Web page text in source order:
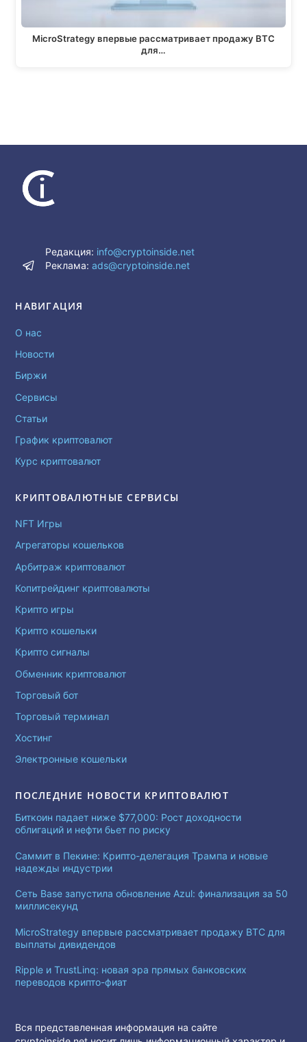
MicroStrategy впервые рассматривает продажу BTC
для…
Редакция: info@cryptoinside.net
Реклама:ads@cryptoinside.net
НАВИГАЦИЯ
О нас
Новости
Биржи
Сервисы
Статьи
График криптовалют
Курс криптовалют
КРИПТОВАЛЮТНЫЕ СЕРВИСЫ
NFT Игры
Агрегаторы кошельков
Арбитраж криптовалют
Копитрейдинг криптовалюты
Крипто игры
Крипто кошельки
Крипто сигналы
Обменник криптовалют
Торговый бот
Торговый терминал
Хостинг
Электронные кошельки
ПОСЛЕДНИЕ НОВОСТИ КРИПТОВАЛЮТ
Биткоин падает ниже $77,000: Рост доходности
облигаций и нефти бьет по риску
Саммит в Пекине: Крипто-делегация Трампа и новые
надежды индустрии
Сеть Base запустила обновление Azul: финализация за 50
миллисекунд
MicroStrategy впервые рассматривает продажу BTC для
выплаты дивидендов
Ripple и TrustLinq: новая эра прямых банковских
переводов крипто-фиат
Вся представленная информация на сайте